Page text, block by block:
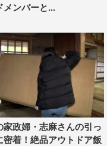
メンバーと...
家政婦・志麻さんの引っ
密着！絶品アウトドア飯